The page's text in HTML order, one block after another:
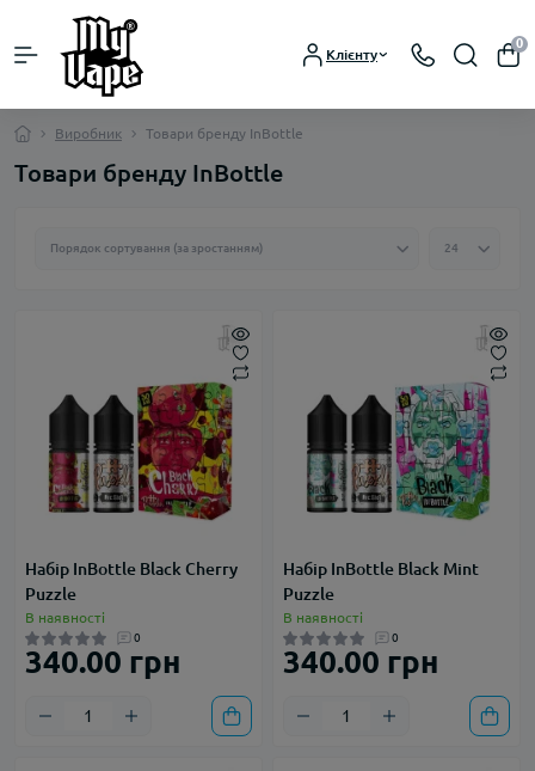
Клієнту
0
Виробник Товари бренду InBottle
Товари бренду InBottle
Набір InBottle Black Cherry
Puzzle
В наявності
0
340.00 грн
Набір InBottle Black Mint
Puzzle
В наявності
0
340.00 грн